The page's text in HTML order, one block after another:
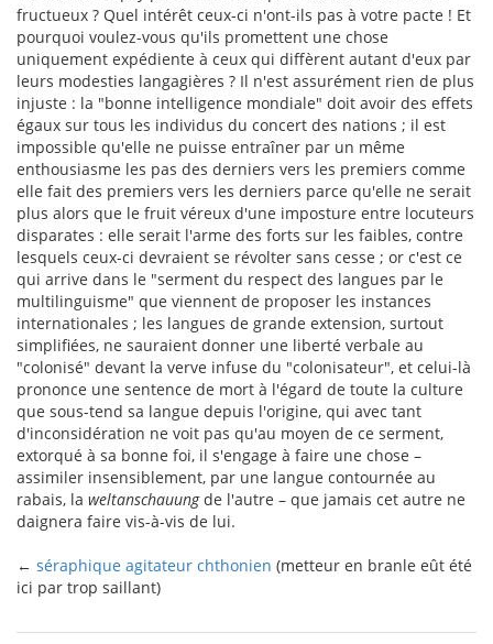
fructueux ? Quel intérêt ceux-ci n'ont-ils pas à votre pacte ! Et
pourquoi voulez-vous qu'ils promettent une chose
uniquement expédiente à ceux qui diffèrent autant d'eux par
leurs modesties langagières ? Il n'est assurément rien de plus
injuste : la "bonne intelligence mondiale" doit avoir des effets
égaux sur tous les individus du concert des nations ; il est
impossible qu'elle ne puisse entraîner par un même
enthousiasme les pas des derniers vers les premiers comme
elle fait des premiers vers les derniers parce qu'elle ne serait
plus alors que le fruit véreux d'une imposture entre locuteurs
disparates : elle serait l'arme des forts sur les faibles, contre
lesquels ceux-ci devraient se révolter sans cesse ; or c'est ce
qui arrive dans le "serment du respect des langues par le
multilinguisme" que viennent de proposer les instances
internationales ; les langues de grande extension, surtout
simplifiées, ne sauraient donner une liberté verbale au
"colonisé" devant la verve infuse du "colonisateur", et celui-là
prononce une sentence de mort à l'égard de toute la culture
que sous-tend sa langue depuis l'origine, qui avec tant
d'inconsidération ne voit pas qu'au moyen de ce serment,
extorqué à sa bonne foi, il s'engage à faire une chose –
assimiler insensiblement, par une langue contournée au
rabais, la weltanschauungde l'autre – que jamais cet autre ne
daignera faire vis-à-vis de lui.
← séraphique agitateur chthonien (metteur en branle eût été
ici par trop saillant)